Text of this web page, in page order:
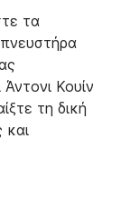
τα
Κουίν
τη δική